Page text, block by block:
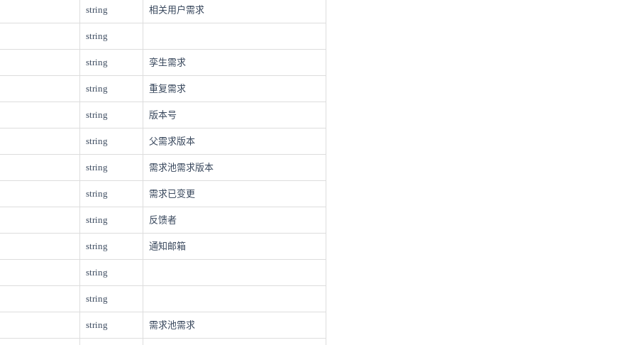
string 相关用户需求
string
string 孪生需求
string 重复需求
string 版本号
string 父需求版本
string 需求池需求版本
string 需求已变更
string 反馈者
string 通知邮箱
string
string
string 需求池需求